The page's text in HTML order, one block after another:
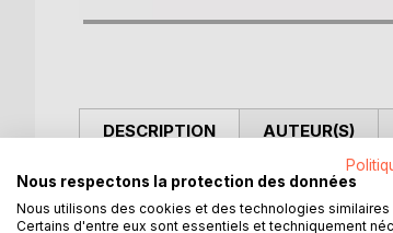
DESCRIPTION
Un voyage intime au coeur des
personnel de ce qui fait de nous
AUTEUR(S)
Nous respectons la protection des données
Nous utilisons des cookies et des technologies similaires
Certains d'entre eux sont essentiels et techniquement